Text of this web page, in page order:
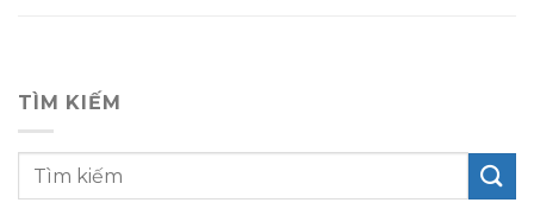
TÌM KIẾM